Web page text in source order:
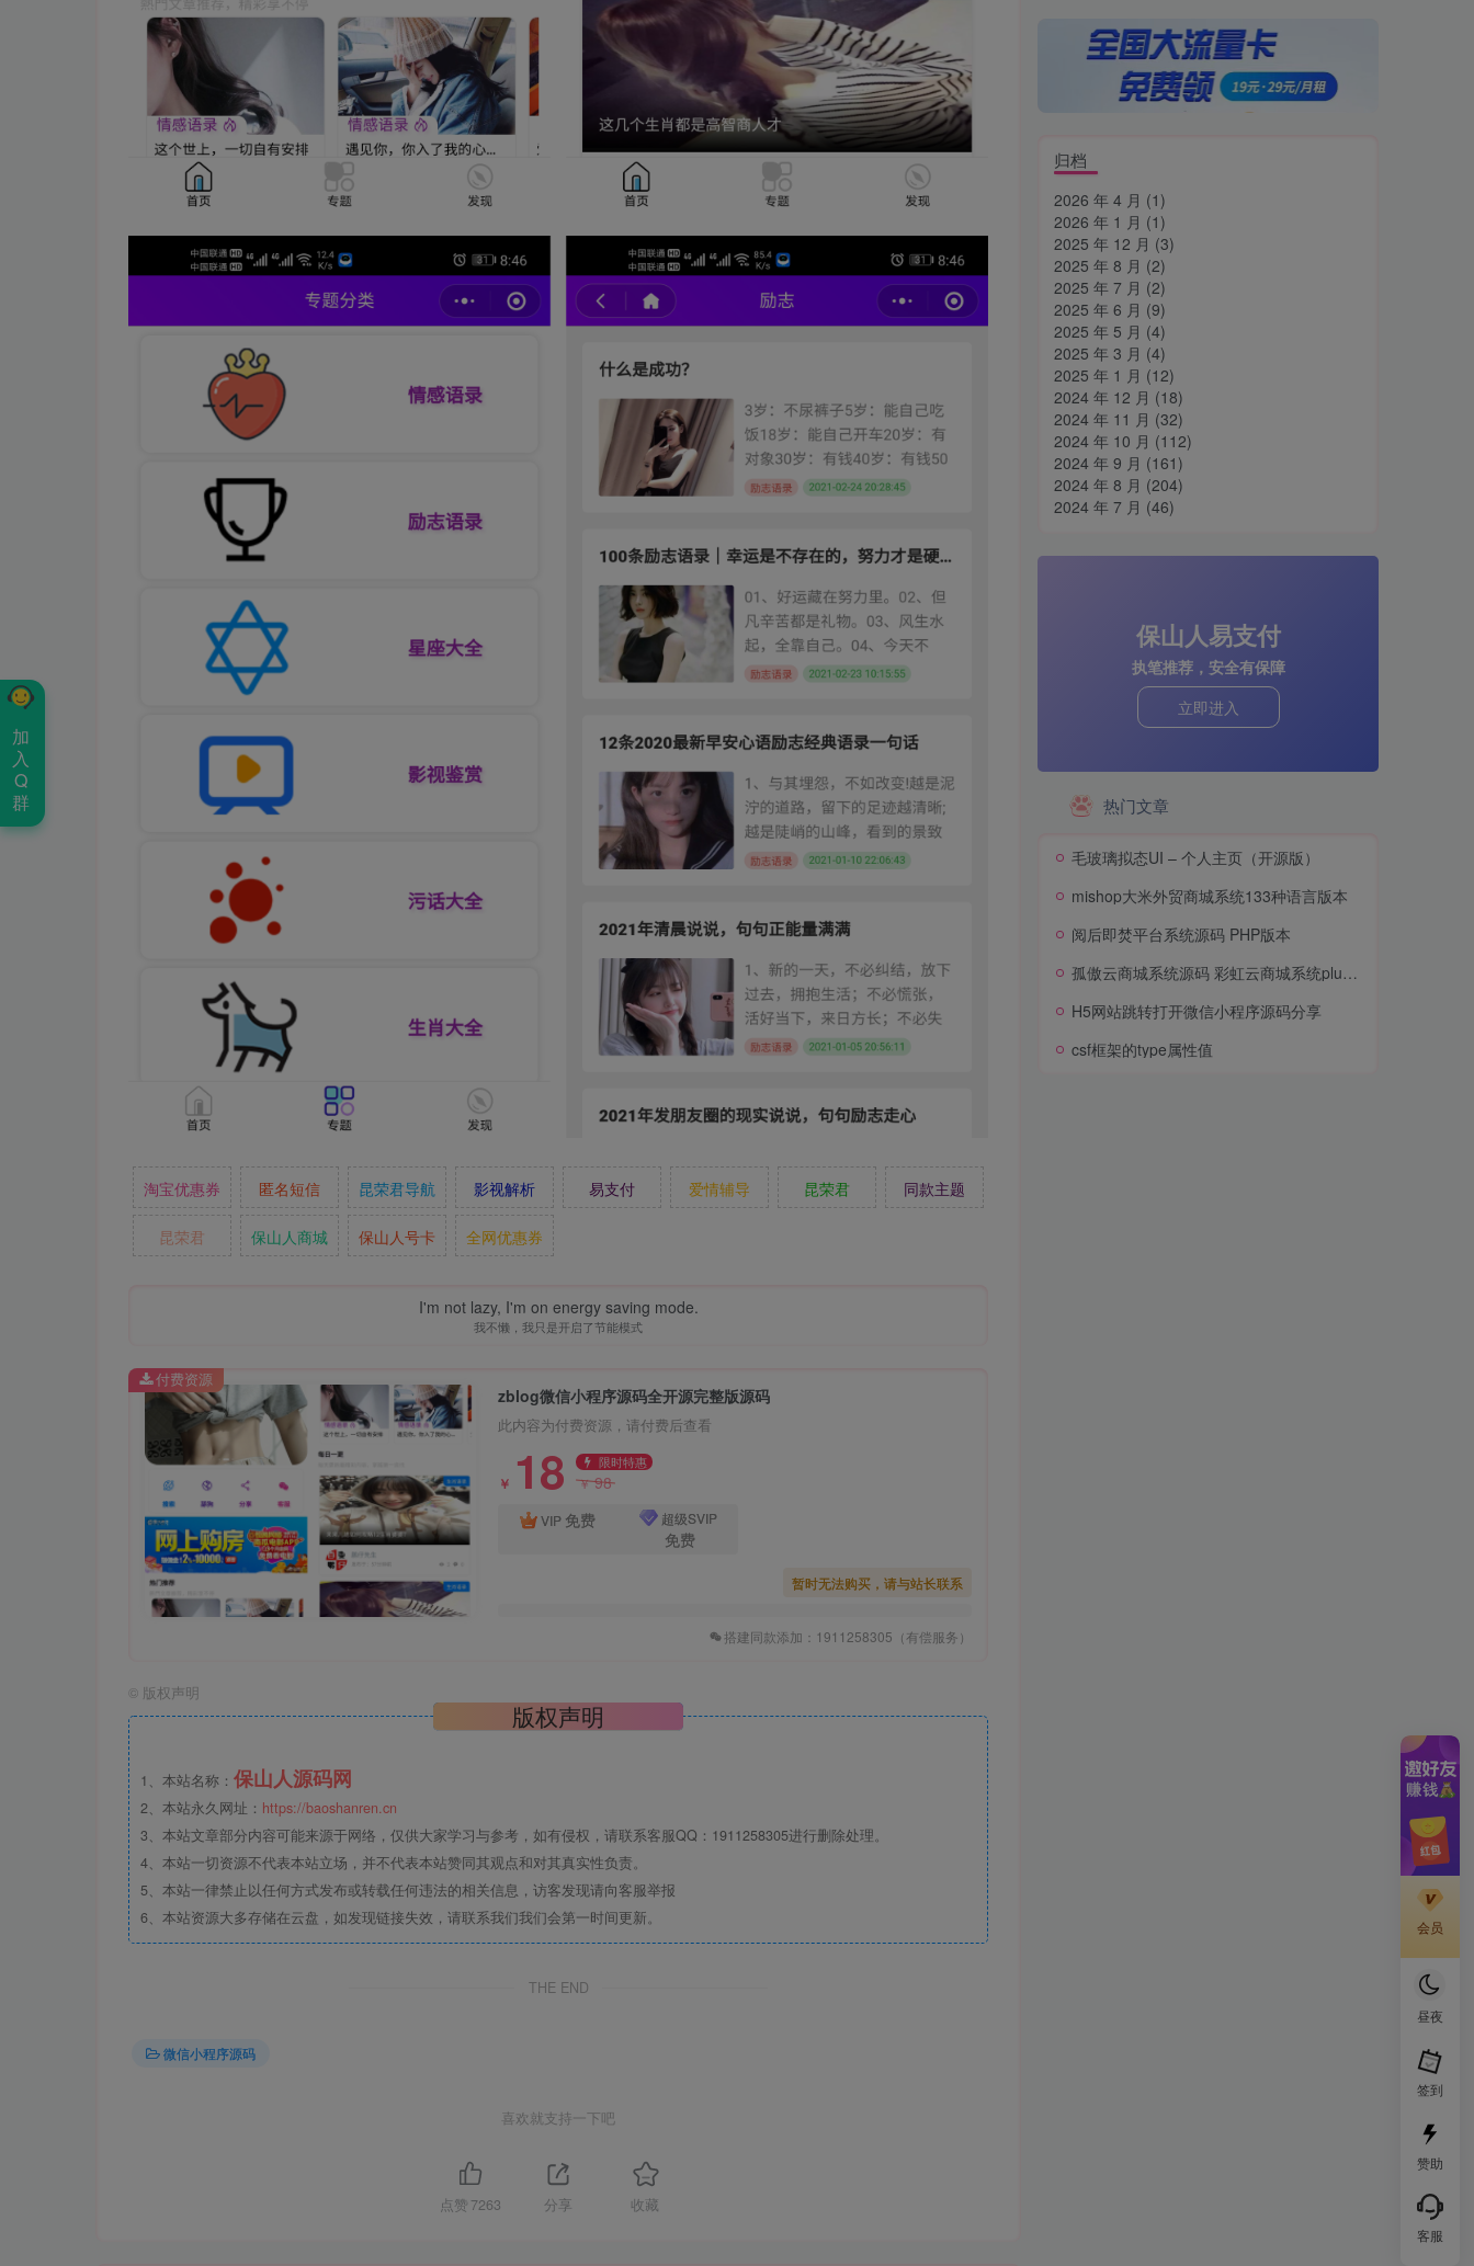
淘宝优惠券 匿名短信 昆荣君导航 影视解析 易支付 爱情辅导 昆荣君 同款主题
昆荣君 保山人商城 保山人号卡 全网优惠券
I'm not lazy, I'm on energy saving mode.
我不懒，我只是开启了节能模式
zblog微信小程序源码全开源完整版源码
此内容为付费资源，请付费后查看
￥ 18 限时特惠
￥98
VIP 免费 超级SVIP
免费
暂时无法购买，请与站长联系
搭建同款添加：1911258305（有偿服务）
付费资源
© 版权声明
版权声明
1、本站名称： 保山人源码网
2、本站永久网址： https://baoshanren.cn
3、本站文章部分内容可能来源于网络，仅供大家学习与参考，如有侵权，请联系客服QQ：1911258305进行删除处理。
4、本站一切资源不代表本站立场，并不代表本站赞同其观点和对其真实性负责。
5、本站一律禁止以任何方式发布或转载任何违法的相关信息，访客发现请向客服举报
6、本站资源大多存储在云盘，如发现链接失效，请联系我们我们会第一时间更新。
THE END
微信小程序源码
喜欢就支持一下吧
点赞 7263 分享 收藏
归档
2026 年 4 月 (1)
2026 年 1 月 (1)
2025 年 12 月 (3)
2025 年 8 月 (2)
2025 年 7 月 (2)
2025 年 6 月 (9)
2025 年 5 月 (4)
2025 年 3 月 (4)
2025 年 1 月 (12)
2024 年 12 月 (18)
2024 年 11 月 (32)
2024 年 10 月 (112)
2024 年 9 月 (161)
2024 年 8 月 (204)
2024 年 7 月 (46)
保山人易支付
执笔推荐，安全有保障
立即进入
热门文章
毛玻璃拟态UI – 个人主页（开源版）
mishop大米外贸商城系统133种语言版本
阅后即焚平台系统源码 PHP版本
孤傲云商城系统源码 彩虹云商城系统plus史诗级增强版
H5网站跳转打开微信小程序源码分享
csf框架的type属性值
会员
昼夜
签到
赞助
客服
加
入
Q
群